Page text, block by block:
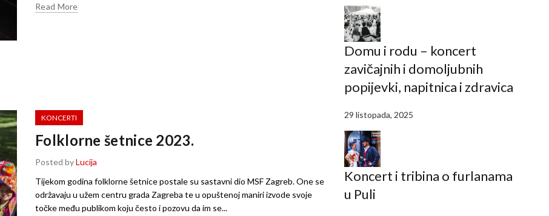
Read More
KONCERTI
Folklorne šetnice 2023.
Posted byLucija
Tijekom godina folklorne šetnice postale su sastavni dio MSF Zagreb. One se
održavaju u užem centru grada Zagreba te u opuštenoj maniri izvode svoje
točke među publikom koju često i pozovu da im se...
Domu i rodu – koncert
zavičajnih i domoljubnih
popijevki, napitnica i zdravica
29 listopada, 2025
Koncert i tribina o furlanama
u Puli